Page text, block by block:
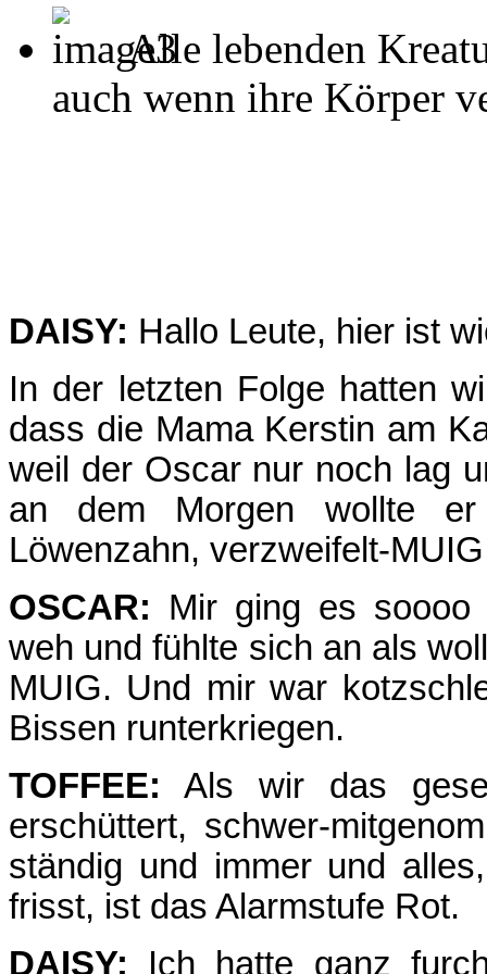
Alle lebenden
auch wenn ihre Körper
DAISY: Hallo Leute, hier ist
In der letzten Folge hatten
dass die Mama Kerstin am
weil der Oscar nur noch lag
an dem Morgen wollte
Löwenzahn, verzweifelt-
OSCAR: Mir ging es soooo
weh und fühlte sich an als
MUIG. Und mir war
Bissen runterkriegen.
TOFFEE: Als wir das
erschüttert, schwer-
ständig und immer und
frisst, ist das Alarmstufe Rot.
DAISY: Ich hatte ganz